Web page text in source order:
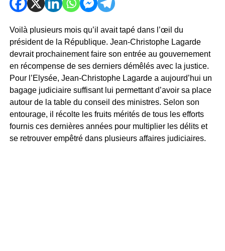
Voilà plusieurs mois qu’il avait tapé dans l’œil du
président de la République. Jean-Christophe Lagarde
devrait prochainement faire son entrée au gouvernement
en récompense de ses derniers démêlés avec la justice.
Pour l’Elysée, Jean-Christophe Lagarde a aujourd’hui un
bagage judiciaire suffisant lui permettant d’avoir sa place
autour de la table du conseil des ministres. Selon son
entourage, il récolte les fruits mérités de tous les efforts
fournis ces dernières années pour multiplier les délits et
se retrouver empêtré dans plusieurs affaires judiciaires.